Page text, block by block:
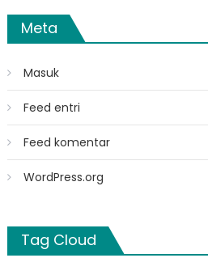
Meta
Masuk
Feed entri
Feed komentar
WordPress.org
Tag Cloud